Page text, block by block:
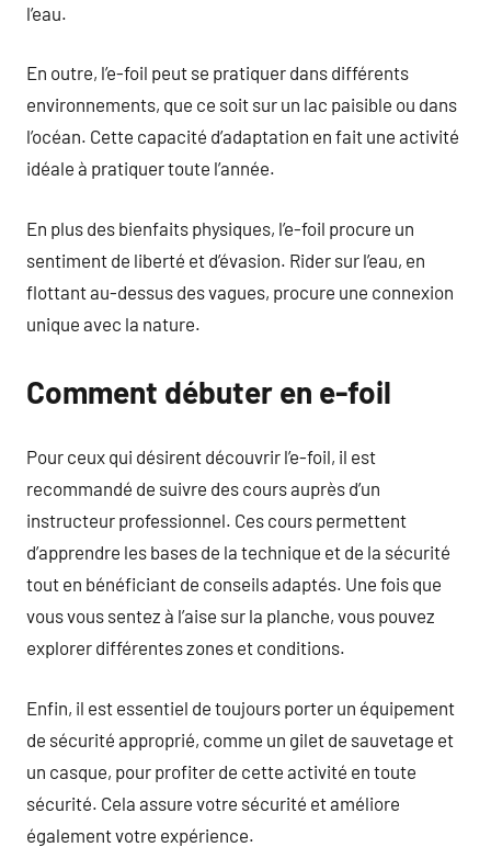
l’eau.
En outre, l’e-foil peut se pratiquer dans différents
environnements, que ce soit sur un lac paisible ou dans
l’océan. Cette capacité d’adaptation en fait une activité
idéale à pratiquer toute l’année.
En plus des bienfaits physiques, l’e-foil procure un
sentiment de liberté et d’évasion. Rider sur l’eau, en
flottant au-dessus des vagues, procure une connexion
unique avec la nature.
Comment débuter en e-foil
Pour ceux qui désirent découvrir l’e-foil, il est
recommandé de suivre des cours auprès d’un
instructeur professionnel. Ces cours permettent
d’apprendre les bases de la technique et de la sécurité
tout en bénéficiant de conseils adaptés. Une fois que
vous vous sentez à l’aise sur la planche, vous pouvez
explorer différentes zones et conditions.
Enfin, il est essentiel de toujours porter un équipement
de sécurité approprié, comme un gilet de sauvetage et
un casque, pour profiter de cette activité en toute
sécurité. Cela assure votre sécurité et améliore
également votre expérience.